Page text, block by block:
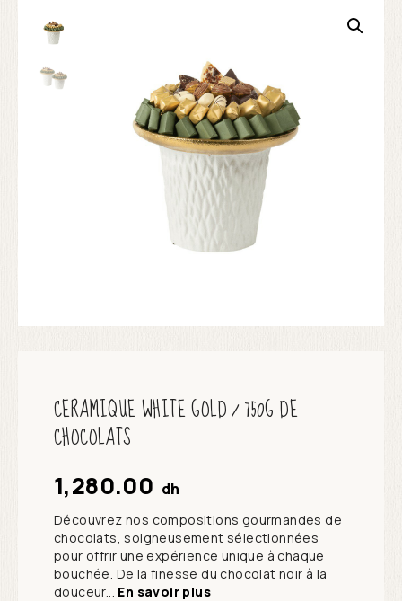
CERAMIQUE WHITE GOLD / 750G DE
CHOCOLATS
1,280.00 dh
Découvrez nos compositions gourmandes de
chocolats, soigneusement sélectionnées
pour offrir une expérience unique à chaque
bouchée. De la finesse du chocolat noir à la
douceur... En savoir plus